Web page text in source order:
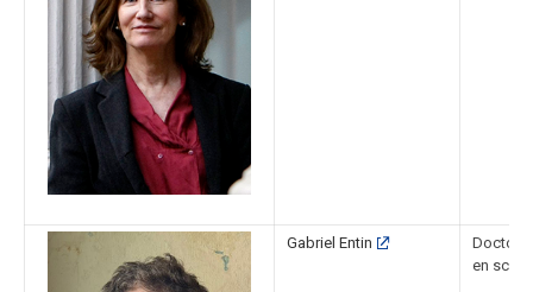
Gabriel Entin
Doctor
en